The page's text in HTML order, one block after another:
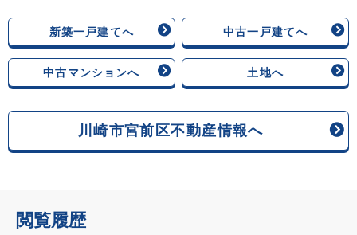
新築一戸建てへ 中古一戸建てへ
中古マンションへ 土地へ
川崎市宮前区不動産情報へ
閲覧履歴